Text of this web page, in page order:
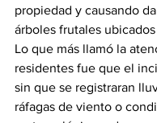
propiedad y causando
árboles frutales
Lo que más llamó la
residentes fue que el
sin que se registraran
ráfagas de viento o